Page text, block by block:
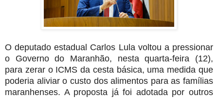
O deputado estadual Carlos Lula voltou a pressionar
o Governo do Maranhão, nesta quarta-feira (12),
para zerar o ICMS da cesta básica, uma medida que
poderia aliviar o custo dos alimentos para as famílias
maranhenses. A proposta já foi adotada por outros